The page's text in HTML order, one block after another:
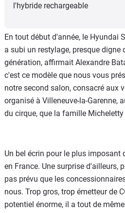
l'hybride rechargeable
En tout début d'année, le Hyundai
a subi un restylage, presque digne
génération, affirmait Alexandre
c'est ce modèle que nous vous
notre second salon, consacré aux
organisé à Villeneuve-la-Garenne,
du cirque, que la famille
Un bel écrin pour le plus imposant
en France. Une surprise d'ailleurs,
pas prévu que les
nous. Trop gros, trop émetteur de
potentiel énorme, il a tout de